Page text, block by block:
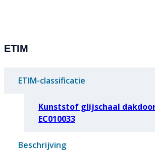
ETIM
ETIM-classificatie
Kunststof glijschaal
EC010033
Beschrijving